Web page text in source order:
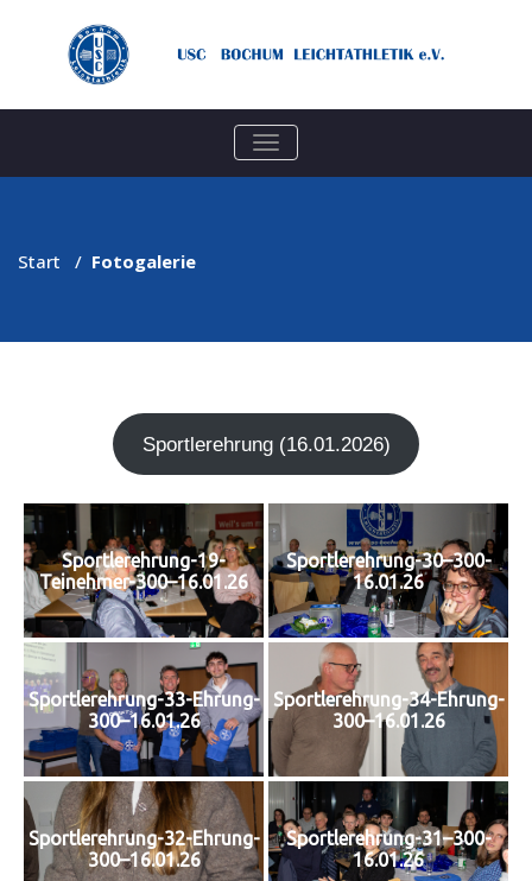
TOGGLE
NAVIGATION
Start / Fotogalerie
Sport­ler­eh­rung (16.01.2026)
Sportlerehrung-19-
Teinehmer-300–16.01.26
Sportlerehrung-30–300-
16.01.26
Sportlerehrung-33-Ehrung-
300–16.01.26
Sportlerehrung-34-Ehrung-
300–16.01.26
Sportlerehrung-32-Ehrung-
300–16.01.26
Sportlerehrung-31–300-
16.01.26